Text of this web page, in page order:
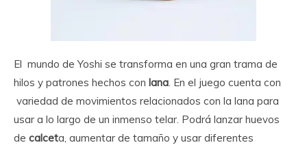
El mundo de Yoshi se transforma en una gran trama de
hilos y patrones hechos con lana. En el juego cuenta con
variedad de movimientos relacionados con la lana para
usar a lo largo de un inmenso telar. Podrá lanzar huevos
de calceta, aumentar de tamaño y usar diferentes